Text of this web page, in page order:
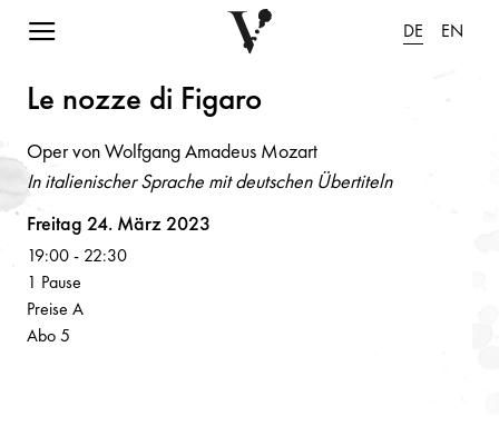
Navigation einblenden DE EN
Le nozze di Figaro
Oper von Wolfgang Amadeus Mozart
In italienischer Sprache mit deutschen Übertiteln
Volksoper
Freitag 24. März 2023
19:00- 22:30
1 Pause
Preise A
Abo 5